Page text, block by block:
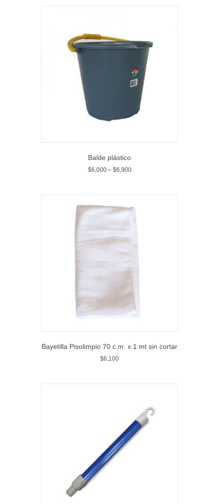
Balde plástico
$6,000– $6,900
Bayetilla Pisolimpio 70 c.m. x 1 mt sin cortar
$6,100